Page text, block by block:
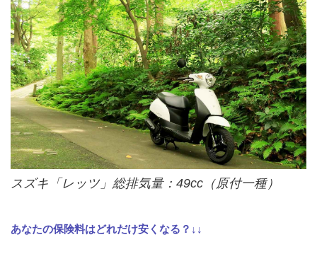
スズキ「レッツ」総排気量：49cc（原付一種）
あなたの保険料はどれだけ安くなる？↓↓